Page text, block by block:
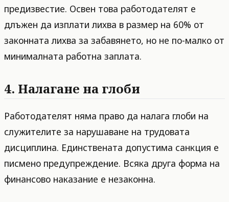
предизвестие. Освен това работодателят е
длъжен да изплати лихва в размер на 60% от
законната лихва за забавянето, но не по-малко от
минималната работна заплата.
4. Налагане на глоби
Работодателят няма право да налага глоби на
служителите за нарушаване на трудовата
дисциплина. Единствената допустима санкция е
писмено предупреждение. Всяка друга форма на
финансово наказание е незаконна.